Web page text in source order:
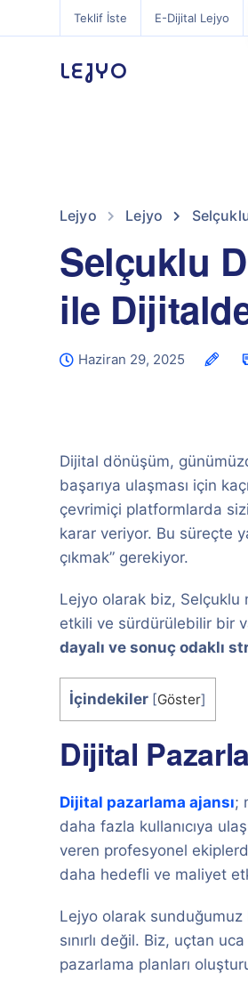
Teklif İste E-Dijital Lejyo
LEJYO
Lejyo Lejyo
Selçuklu
ile
Haziran 29, 2025
Dijital dönüşüm,
başarıya ulaşması için
çevrimiçi platformlarda sizi
karar veriyor. Bu süreçte
çıkmak” gerekiyor.
Lejyo olarak biz,
etkili ve sürdürülebilir bir
dayalı ve sonuç odaklı
İçindekiler [Göster]
Dijital
Dijital pazarlama ajansı;
daha fazla kullanıcıya
veren profesyonel
daha hedefli ve maliyet
Lejyo olarak
sınırlı değil. Biz, uçtan
pazarlama planları